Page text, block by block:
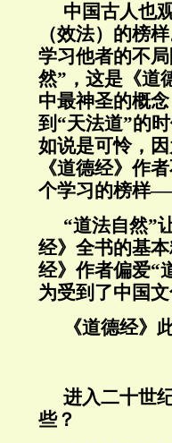
中国古人也
（效法）的榜
学习他者的不
然”，这是《道
中最神圣的概
到“天法道”的
如说是可怜，
《道德经》作
个学习的榜样
“道法自然”
经》全书的基
经》作者偏爱“
为受到了中国
《道德经》
进入二十世
些？